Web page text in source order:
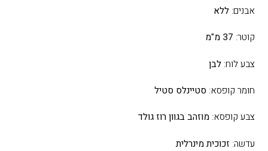
אבנים: ללא
קוטר: 37 מ"מ
צבע לוח: לבן
חומר קופסא: סטיינלס סטיל
צבע קופסא: מוזהב בגוון רוז גולד
עדשה: זכוכית מינרלית